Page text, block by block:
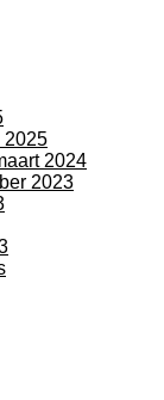
2025
2024
2023